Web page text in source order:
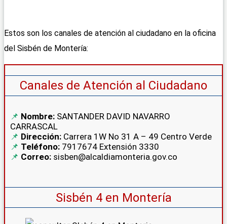
Estos son los canales de atención al ciudadano en la oficina
del Sisbén de Montería:
Canales de Atención al Ciudadano
Nombre: SANTANDER DAVID NAVARRO
CARRASCAL
Dirección: Carrera 1W No 31 A – 49 Centro Verde
Teléfono: 7917674 Extensión 3330
Correo: sisben@alcaldiamonteria.gov.co
Sisbén 4 en Montería